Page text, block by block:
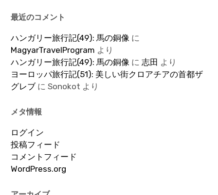
最近のコメント
ハンガリー旅行記(49): 馬の銅像 に
MagyarTravelProgram より
ハンガリー旅行記(49): 馬の銅像 に志田 より
ヨーロッパ旅行記(51): 美しい街クロアチアの首都ザ
グレブにSonokot より
メタ情報
ログイン
投稿フィード
コメントフィード
WordPress.org